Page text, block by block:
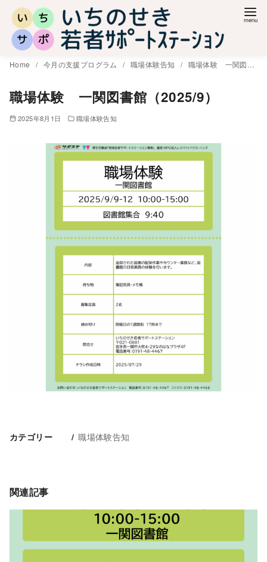
Home 今月の支援プログラム 職場体験告知 職場体験 一関図書館（2025/9）
職場体験 一関図書館（2025/9）
2025年8月1日 職場体験告知
カテゴリー 職場体験告知
関連記事